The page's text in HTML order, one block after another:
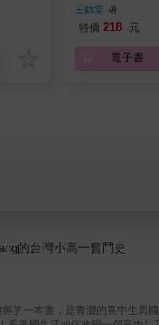
王錦堂著
特價 218 元
電子書
的台灣小高一奮鬥史
的一本書，是青澀的高中生異